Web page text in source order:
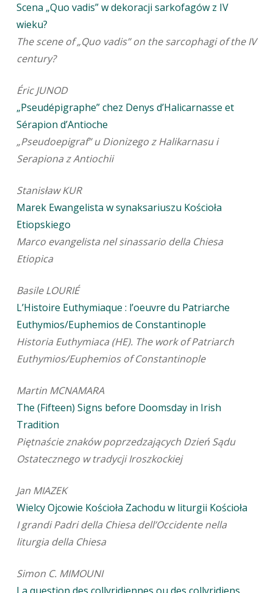
Scena „Quo vadis” w dekoracji sarkofagów z IV
wieku?
The scene of „Quo vadis” on the sarcophagi of the IV
century?
Éric JUNOD
„Pseudépigraphe” chez Denys d’Halicarnasse et
Sérapion d’Antioche
„Pseudoepigraf” u Dionizego z Halikarnasu i
Serapiona z Antiochii
Stanisław KUR
Marek Ewangelista w synaksariuszu Kościoła
Etiopskiego
Marco evangelista nel sinassario della Chiesa
Etiopica
Basile LOURIÉ
L’Histoire Euthymiaque : l’oeuvre du Patriarche
Euthymios/Euphemios de Constantinople
Historia Euthymiaca (HE). The work of Patriarch
Euthymios/Euphemios of Constantinople
Martin MCNAMARA
The (Fifteen) Signs before Doomsday in Irish
Tradition
Piętnaście znaków poprzedzających Dzień Sądu
Ostatecznego w tradycji Iroszkockiej
Jan MIAZEK
Wielcy Ojcowie Kościoła Zachodu w liturgii Kościoła
I grandi Padri della Chiesa dell’Occidente nella
liturgia della Chiesa
Simon C. MIMOUNI